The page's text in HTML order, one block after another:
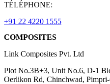
TÉLÉPHONE:
+91 22 4220 1555
COMPOSITES
Link Composites Pvt. Ltd
Plot No.3B+3, Unit No.6, D-1
Oerlikon Rd, Chinchwad,